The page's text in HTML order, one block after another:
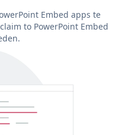
Embed apps te
to PowerPoint Embed